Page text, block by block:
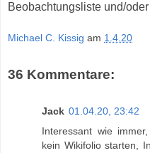
Beobachtungsliste und/
Michael C. Kissig am 1.4.20
36 Kommentare:
Jack 01.04.20, 23:42
Interessant wie
kein Wikifolio starten,